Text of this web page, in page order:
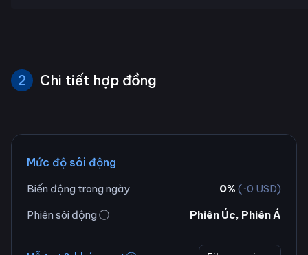
2 Chi tiết hợp đồng
Mức độ sôi động
Biến động trong ngày 0% (~0 USD)
Phiên sôi động ⓘ
Phiên Úc, Phiên Á